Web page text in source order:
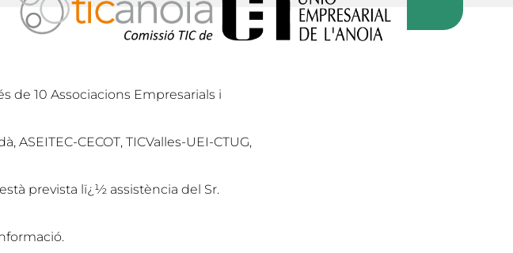
de 10 Associacions Empresarials i
ASEITEC-CECOT, TICValles-UEI-CTUG,
està prevista lï¿½ assistència del Sr.